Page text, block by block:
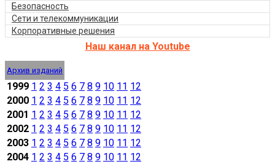
Безопасность
Сети и телекоммуникации
Корпоративные решения
Наш канал на Youtube
Архив изданий
1999 1 2 3 4 5 6 7 8 9 10 11 12
2000 1 2 3 4 5 6 7 8 9 10 11 12
2001 1 2 3 4 5 6 7 8 9 10 11 12
2002 1 2 3 4 5 6 7 8 9 10 11 12
2003 1 2 3 4 5 6 7 8 9 10 11 12
2004 1 2 3 4 5 6 7 8 9 10 11 12